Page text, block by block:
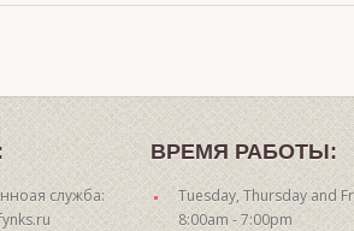
служба:
ВРЕМЯ РАБОТЫ:
Tuesday, Thursday and
8:00am - 7:00pm